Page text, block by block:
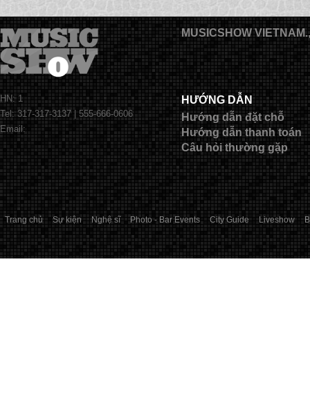
HN: 1
Tel: 317-317-3137 | 555-666-0606
Email:
MUSICSHOW VIETNAM.,
HƯỚNG DẪN
Hướng dẫn đặt chỗ
Hướng dẫn thanh toán
Câu hỏi thường gặp
Trang chủ Sự kiện Nghệ sĩ Photo - Bar Events City Guide Liveshow